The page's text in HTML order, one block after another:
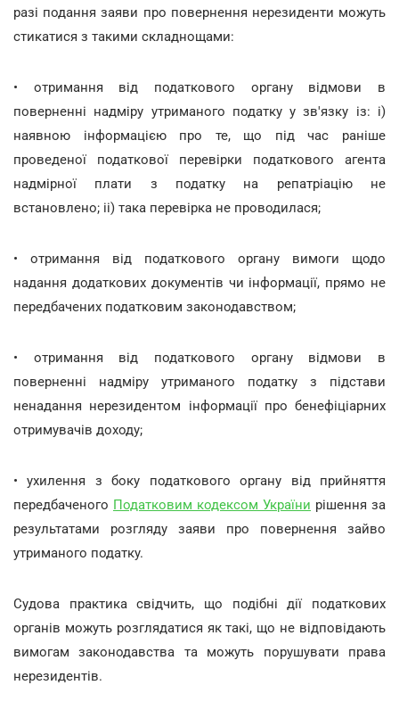
разі подання заяви про повернення нерезиденти можуть
стикатися з такими складнощами:
• отримання від податкового органу відмови в
поверненні надміру утриманого податку у зв'язку із: i)
наявною інформацією про те, що під час раніше
проведеної податкової перевірки податкового агента
надмірної плати з податку на репатріацію не
встановлено; ii) така перевірка не проводилася;
• отримання від податкового органу вимоги щодо
надання додаткових документів чи інформації, прямо не
передбачених податковим законодавством;
• отримання від податкового органу відмови в
поверненні надміру утриманого податку з підстави
ненадання нерезидентом інформації про бенефіціарних
отримувачів доходу;
• ухилення з боку податкового органу від прийняття
передбаченого Податковим кодексом України рішення за
результатами розгляду заяви про повернення зайво
утриманого податку.
Судова практика свідчить, що подібні дії податкових
органів можуть розглядатися як такі, що не відповідають
вимогам законодавства та можуть порушувати права
нерезидентів.